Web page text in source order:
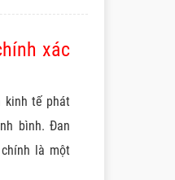
xác
kinh tế phát
bình. Đan
là một